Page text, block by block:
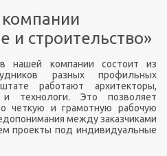
компании
и строительство»
нашей компании состоит из
разных профильных
работают архитекторы,
технологи. Это позволяет
четкую и грамотную рабочую
между заказчиками
проекты под индивидуальные